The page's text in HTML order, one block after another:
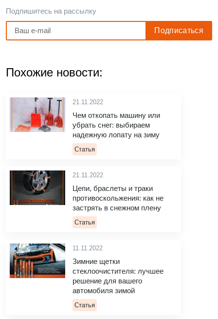
Подпишитесь на рассылку
Похожие новости:
21.11.2022
Чем откопать машину или
убрать снег: выбираем
надежную лопату на зиму
Статья
21.11.2022
Цепи, браслеты и траки
противоскольжения: как не
застрять в снежном плену
Статья
11.11.2022
Зимние щетки
стеклоочистителя: лучшее
решение для вашего
автомобиля зимой
Статья